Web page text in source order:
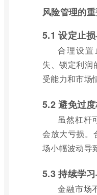
风险管理的
5.1 设定止
合理设
失、锁定利润
受能力和市场
5.2 避免过
虽然杠杆
会放大亏损。
场小幅波动导
5.3 持续学
金融市场